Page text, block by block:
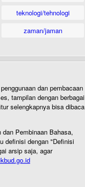
teknologi/tehnologi
zaman/jaman
dan pembacaan
tampilan dengan berbagai
selengkapnya bisa dibaca
Pembinaan Bahasa,
definisi dengan "Definisi
arsip saja, agar